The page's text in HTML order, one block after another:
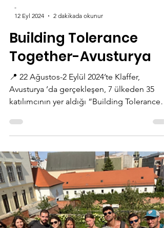
12 Eyl 2024
2 dakikada okunur
Building Tolerance
Together-Avusturya
📍 22 Ağustos-2 Eylül 2024’te Klaffer,
Avusturya ’da gerçekleşen, 7 ülkeden 35
katılımcının yer aldığı “Building Tolerance
Together ”...